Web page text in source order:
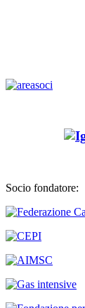
Socio fondatore: